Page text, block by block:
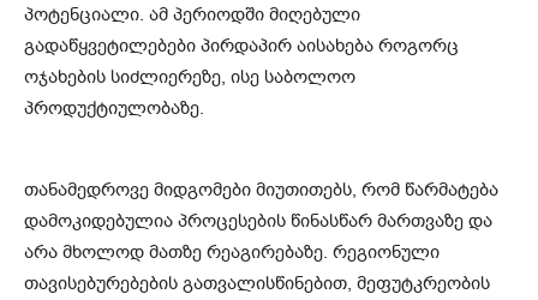
პოტენციალი. ამ პერიოდში მიღებული
გადაწყვეტილებები პირდაპირ აისახება როგორც
ოჯახების სიძლიერეზე, ისე საბოლოო
პროდუქტიულობაზე.
თანამედროვე მიდგომები მიუთითებს, რომ წარმატება
დამოკიდებულია პროცესების წინასწარ მართვაზე და
არა მხოლოდ მათზე რეაგირებაზე. რეგიონული
თავისებურებების გათვალისწინებით, მეფუტკრეობის